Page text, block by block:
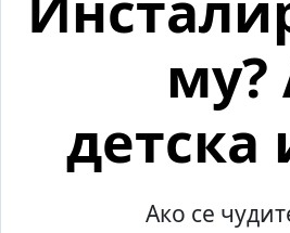
му?
детска
Ако се